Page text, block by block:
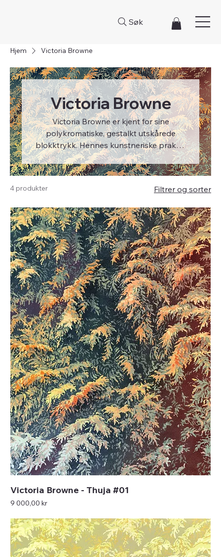
Søk
Hjem Victoria Browne
Victoria Browne
Victoria Browne er kjent for sine
polykromatiske, gestalkt utskårede
blokktrykk. Hennes kunstneriske praksis
inkorporerer blokktrykk inspirert av
postindustriell håndverkstradisjon og
teknologi, maskinverktøy og taus
4 produkter Filtrer og sorter
Victoria Browne - Thuja #01
Pris
9 000,00 kr